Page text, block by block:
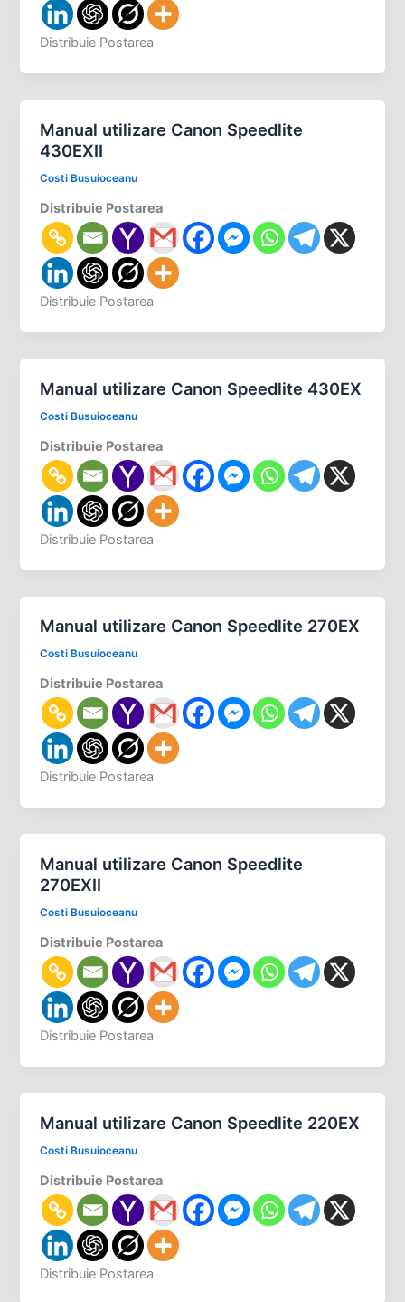
Distribuie Postarea
Manual utilizare Canon Speedlite
430EXII
Costi Busuioceanu
Distribuie Postarea
Distribuie Postarea
Manual utilizare Canon Speedlite 430EX
Costi Busuioceanu
Distribuie Postarea
Distribuie Postarea
Manual utilizare Canon Speedlite 270EX
Costi Busuioceanu
Distribuie Postarea
Distribuie Postarea
Manual utilizare Canon Speedlite
270EXII
Costi Busuioceanu
Distribuie Postarea
Distribuie Postarea
Manual utilizare Canon Speedlite 220EX
Costi Busuioceanu
Distribuie Postarea
Distribuie Postarea